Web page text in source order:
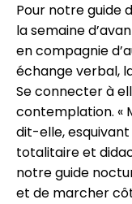
Pour notre guide
la semaine
en compagnie
échange verbal,
Se connecter à
contemplation. «
dit-elle,
totalitaire et
notre guide
et de marcher